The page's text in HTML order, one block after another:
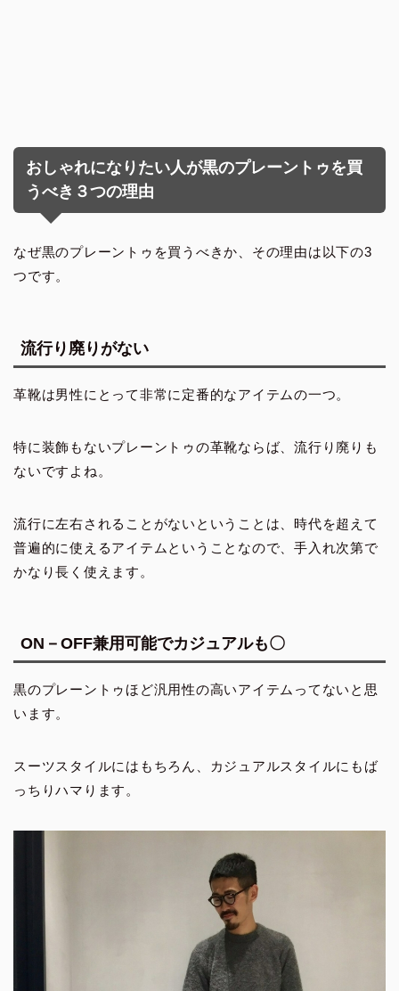
おしゃれになりたい人が黒のプレーントゥを買
うべき３つの理由
なぜ黒のプレーントゥを買うべきか、その理由は以下の3
つです。
流行り廃りがない
革靴は男性にとって非常に定番的なアイテムの一つ。
特に装飾もないプレーントゥの革靴ならば、流行り廃りも
ないですよね。
流行に左右されることがないということは、時代を超えて
普遍的に使えるアイテムということなので、手入れ次第で
かなり長く使えます。
ON－OFF兼用可能でカジュアルも〇
黒のプレーントゥほど汎用性の高いアイテムってないと思
います。
スーツスタイルにはもちろん、カジュアルスタイルにもば
っちりハマります。